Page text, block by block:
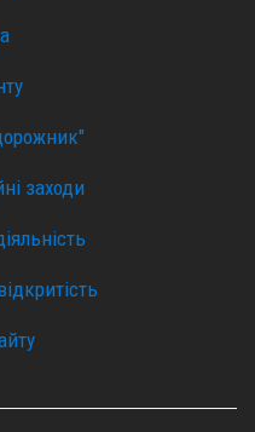
заходи